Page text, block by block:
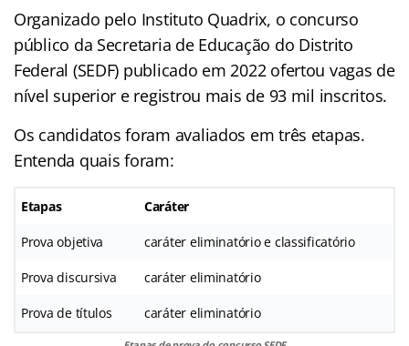
Organizado pelo Instituto Quadrix, o concurso
público da Secretaria de Educação do Distrito
Federal (SEDF) publicado em 2022 ofertou vagas de
nível superior e registrou mais de 93 mil inscritos.
Os candidatos foram avaliados em três etapas.
Entenda quais foram:
Etapas Caráter
Prova objetiva caráter eliminatório e classificatório
Prova discursiva caráter eliminatório
Prova de títulos caráter eliminatório